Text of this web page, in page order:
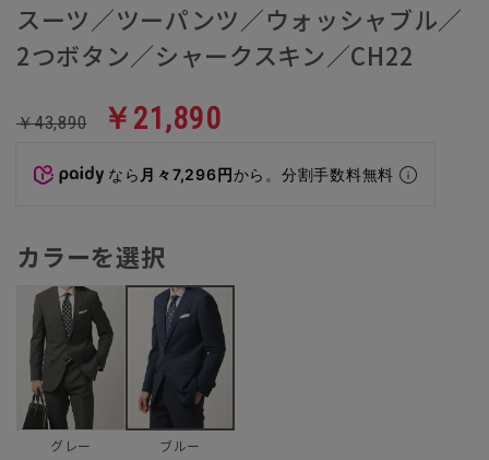
スーツ／ツーパンツ／ウォッシャブル／
2つボタン／シャークスキン／CH22
￥43,890 ￥21,890
なら 月々7,296円から。分割手数料無料
カラーを選択
グレー ブルー